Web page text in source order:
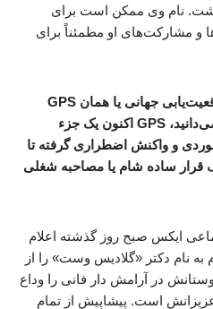
درگذشت. نام وی ممکن است برای
و مشارکت‌های او مطمئناً برای
کار وی پایه و اساس سیستم موقعیت‌یابی جهانی یا همان GPS
معروف را بنا نهاد. همانطور که می‌دانید، GPS اکنون یک جزء
و واکنش اضطراری گرفته تا
قرار ساده شام یا مصاحبه شغلی
ایکس صبح روز گذشته اعلام
نام دکتر «گلادیس وست» را از
در آرامش دار فانی را وداع
است. پیشاپیش از تمام